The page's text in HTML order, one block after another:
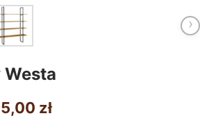
›
Westa
złAktualna